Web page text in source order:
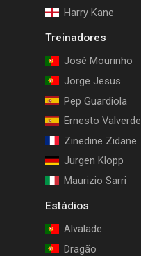
Harry Kane
Treinadores
José Mourinho
Jorge Jesus
Pep Guardiola
Ernesto Valverde
Zinedine Zidane
Jurgen Klopp
Maurizio Sarri
Estádios
Alvalade
Dragão